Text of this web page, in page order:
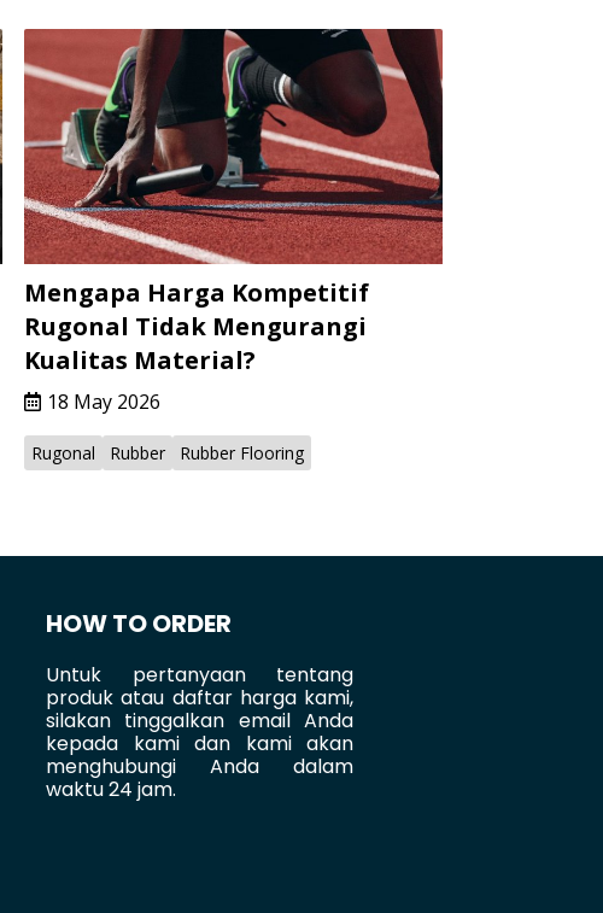
Mengapa Harga Kompetitif
Rugonal Tidak Mengurangi
Kualitas Material?
18 May 2026
Rugonal Rubber Rubber Flooring
HOW TO ORDER
Untuk pertanyaan tentang
produk atau daftar harga kami,
silakan tinggalkan email Anda
kepada kami dan kami akan
menghubungi Anda dalam
waktu 24 jam.